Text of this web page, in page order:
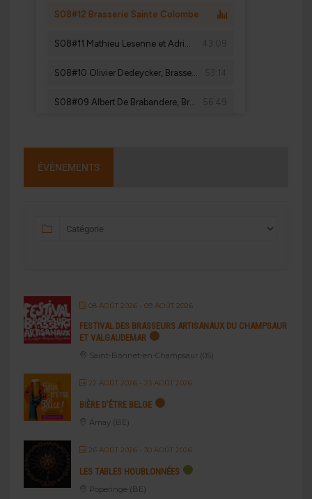
ÉVÉNEMENTS
08 AOÛT 2026- 09 AOÛT 2026
FESTIVAL DES BRASSEURS ARTISANAUX DU CHAMPSAUR
ET VALGAUDEMAR
Saint-Bonnet-en-Champsaur (05)
22 AOÛT 2026- 23 AOÛT 2026
BIÈRE D’ÊTRE BELGE
Amay (BE)
26 AOÛT 2026- 30 AOÛT 2026
LES TABLES HOUBLONNÉES
Poperinge (BE)